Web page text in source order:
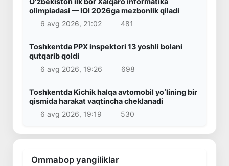
olimpiadasi — IOI 2026ga mezbonlik qiladi
6 avg 2026, 21:02
481
Toshkentda PPX inspektori 13 yoshli bolani
qutqarib qoldi
6 avg 2026, 19:26
698
Toshkentda Kichik halqa avtomobil yoʻlining bir
qismida harakat vaqtincha cheklanadi
6 avg 2026, 19:19
530
Ommabop yangiliklar